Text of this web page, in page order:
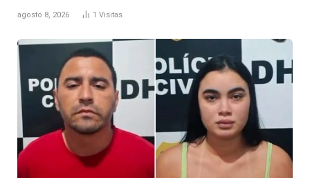
agosto 8, 2026 1 Visitas